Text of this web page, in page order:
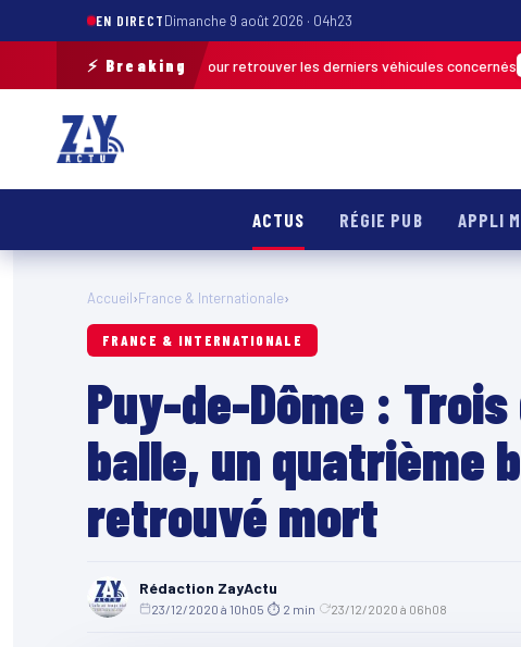
EN DIRECTDimanche 9 août 2026 · 04h23
⚡ Breaking
de terrain pour retrouver les derniers véhicules concernés FRANCE &
ACTUS RÉGIE PUB APPLI
Accueil›France & Internationale›
FRANCE & INTERNATIONALE
Puy-de-Dôme :
balle, un quatrième
retrouvé mort
Rédaction ZayActu
23/12/2020 à 10h05 ⏱ 2 min 23/12/2020 à 06h08